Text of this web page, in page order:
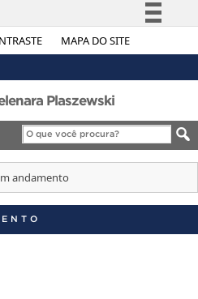
MAPA DO SITE
Simplifique!
Legislação
Canais
Plaszewski
andamento